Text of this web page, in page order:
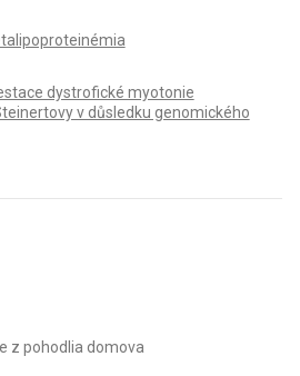
dystrofické myotonie
v důsledku genomického
z pohodlia domova